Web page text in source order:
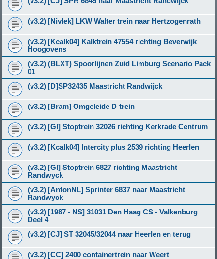
(v3.2) [Nivlek] LKW Walter trein naar Hertzogenrath
(v3.2) [Kcalk04] Kalktrein 47554 richting Beverwijk
Hoogovens
(v3.2) (BLXT) Spoorlijnen Zuid Limburg Scenario Pack
01
(v3.2) [D]SP32435 Maastricht Randwijck
(v3.2) [Bram] Omgeleide D-trein
(v3.2) [GI] Stoptrein 32026 richting Kerkrade Centrum
(v3.2) [Kcalk04] Intercity plus 2539 richting Heerlen
(v3.2) [GI] Stoptrein 6827 richting Maastricht
Randwyck
(v3.2) [AntonNL] Sprinter 6837 naar Maastricht
Randwyck
(v3.2) [1987 - NS] 31031 Den Haag CS - Valkenburg
Deel 4
(v3.2) [CJ] ST 32045/32044 naar Heerlen en terug
(v3.2) [CC] 2400 containertrein naar Weert